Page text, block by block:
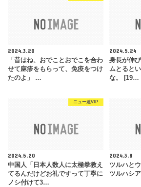
2024.3.20
「昔はね、おでことおでこを合わ
せて麻疹をもらって、免疫をつけ
たのよ」 …
2024.5.24
身長が伸
ムとると
な。 [19…
ニュー速VIP
2024.5.20
中国人「日本人数人に太極拳教え
てるんだけどお礼ですって丁寧に
ノシ付けて3…
2024.3.8
ツルハと
ツルハシ